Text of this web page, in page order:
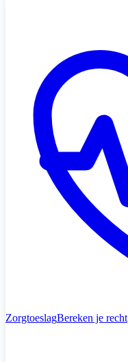
ZorgtoeslagBereken je recht